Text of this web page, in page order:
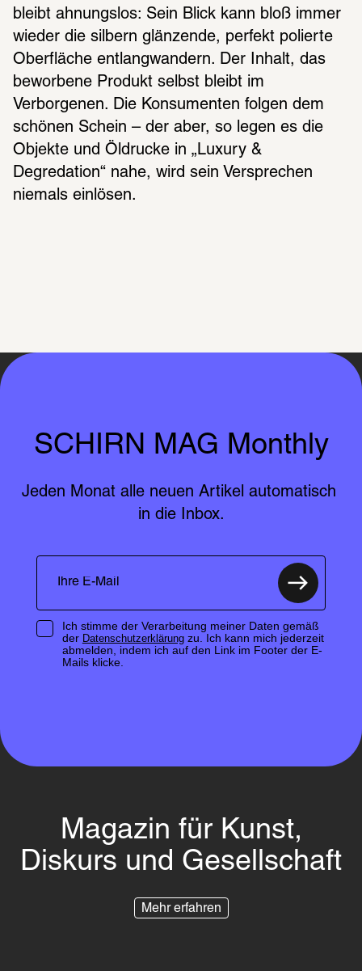
bleibt ahnungslos: Sein Blick kann bloß immer
wieder die silbern glänzende, perfekt polierte
Oberfläche entlangwandern. Der Inhalt, das
beworbene Produkt selbst bleibt im
Verborgenen. Die Konsumenten folgen dem
schönen Schein – der aber, so legen es die
Objekte und Öldrucke in „Luxury &
Degredation“ nahe, wird sein Versprechen
niemals einlösen.
SCHIRN MAG Monthly
Jeden Monat alle neuen Artikel automatisch
in die Inbox.
Ich stimme der Verarbeitung meiner Daten gemäß
der Datenschutzerklärungzu. Ich kann mich jederzeit
abmelden, indem ich auf den Link im Footer der E-
Mails klicke.
Magazin für Kunst,
Diskurs und Gesellschaft
Mehr erfahren